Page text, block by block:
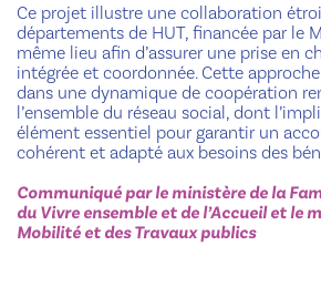
Ce projet illustre une collaboration
départements de HUT, financée par le
même lieu afin d’assurer une prise en
intégrée et coordonnée. Cette
dans une dynamique de coopération
l’ensemble du réseau social, dont
élément essentiel pour garantir un
cohérent et adapté aux besoins des
Communiqué par le ministère de la
du Vivre ensemble et de l’Accueil et le
Mobilité et des Travaux publics